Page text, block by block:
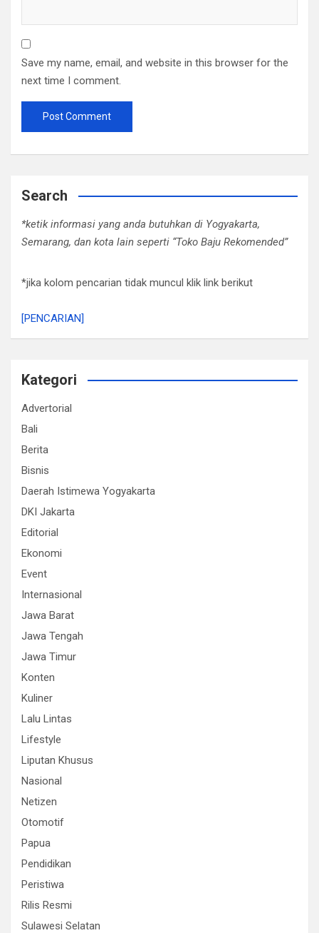
Save my name, email, and website in this browser for the
next time I comment.
Search
*ketik informasi yang anda butuhkan di Yogyakarta,
Semarang, dan kota lain seperti “Toko Baju Rekomended”
*jika kolom pencarian tidak muncul klik link berikut
[PENCARIAN]
Kategori
Advertorial
Bali
Berita
Bisnis
Daerah Istimewa Yogyakarta
DKI Jakarta
Editorial
Ekonomi
Event
Internasional
Jawa Barat
Jawa Tengah
Jawa Timur
Konten
Kuliner
Lalu Lintas
Lifestyle
Liputan Khusus
Nasional
Netizen
Otomotif
Papua
Pendidikan
Peristiwa
Rilis Resmi
Sulawesi Selatan